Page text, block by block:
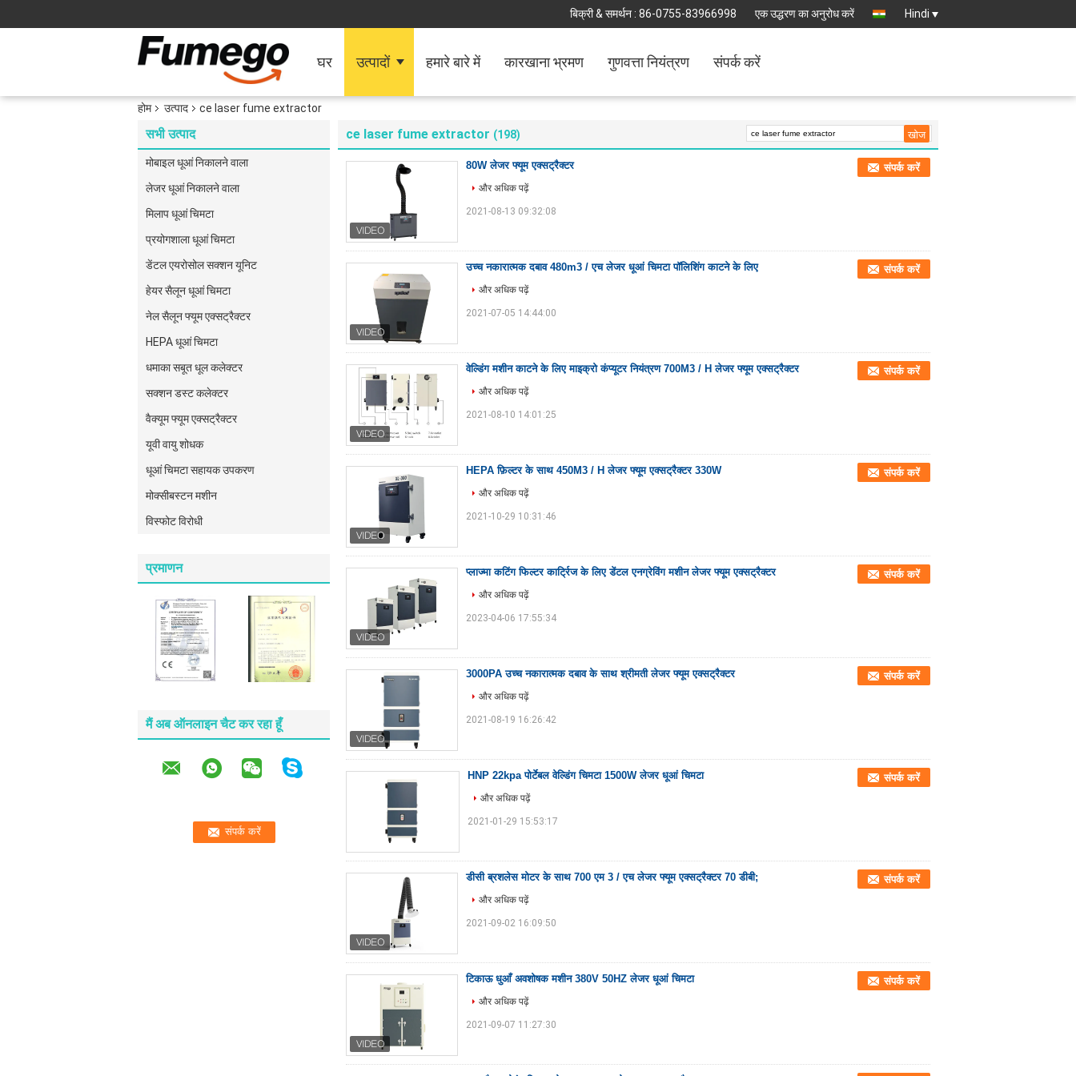
बिक्री & समर्थन : 86-0755-83966998 एक उद्धरण का अनुरोध करें Hindi
घर उत्पादों हमारे बारे में कारखाना भ्रमण गुणवत्ता नियंत्रण संपर्क करें
होम उत्पाद ce laser fume extractor
सभी उत्पाद
मोबाइल धूआं निकालने वाला
लेजर धूआं निकालने वाला
मिलाप धूआं चिमटा
प्रयोगशाला धूआं चिमटा
डेंटल एयरोसोल सक्शन यूनिट
हेयर सैलून धूआं चिमटा
नेल सैलून फ्यूम एक्सट्रैक्टर
HEPA धूआं चिमटा
धमाका सबूत धूल कलेक्टर
सक्शन डस्ट कलेक्टर
वैक्यूम फ्यूम एक्सट्रैक्टर
यूवी वायु शोधक
धूआं चिमटा सहायक उपकरण
मोक्सीबस्टन मशीन
विस्फोट विरोधी
प्रमाणन
मैं अब ऑनलाइन चैट कर रहा हूँ
ce laser fume extractor (198)
80W लेजर फ्यूम एक्सट्रैक्टर संपर्क करें
और अधिक पढ़ें
2021-08-13 09:32:08
उच्च नकारात्मक दबाव 480m3 / एच लेजर धूआं चिमटा पॉलिशिंग काटने के लिए संपर्क करें
और अधिक पढ़ें
2021-07-05 14:44:00
वेल्डिंग मशीन काटने के लिए माइक्रो कंप्यूटर नियंत्रण 700M3 / H लेजर फ्यूम एक्सट्रैक्टर संपर्क करें
और अधिक पढ़ें
2021-08-10 14:01:25
HEPA फ़िल्टर के साथ 450M3 / H लेजर फ्यूम एक्सट्रैक्टर 330W संपर्क करें
और अधिक पढ़ें
2021-10-29 10:31:46
प्लाज्मा कटिंग फिल्टर कार्ट्रिज के लिए डेंटल एनग्रेविंग मशीन लेजर फ्यूम एक्सट्रैक्टर संपर्क करें
और अधिक पढ़ें
2023-04-06 17:55:34
3000PA उच्च नकारात्मक दबाव के साथ श्रीमती लेजर फ्यूम एक्सट्रैक्टर संपर्क करें
और अधिक पढ़ें
2021-08-19 16:26:42
HNP 22kpa पोर्टेबल वेल्डिंग चिमटा 1500W लेजर धूआं चिमटा संपर्क करें
और अधिक पढ़ें
2021-01-29 15:53:17
डीसी ब्रशलेस मोटर के साथ 700 एम 3 / एच लेजर फ्यूम एक्सट्रैक्टर 70 डीबी; संपर्क करें
और अधिक पढ़ें
2021-09-02 16:09:50
टिकाऊ धुआँ अवशोषक मशीन 380V 50HZ लेजर धूआं चिमटा संपर्क करें
और अधिक पढ़ें
2021-09-07 11:27:30